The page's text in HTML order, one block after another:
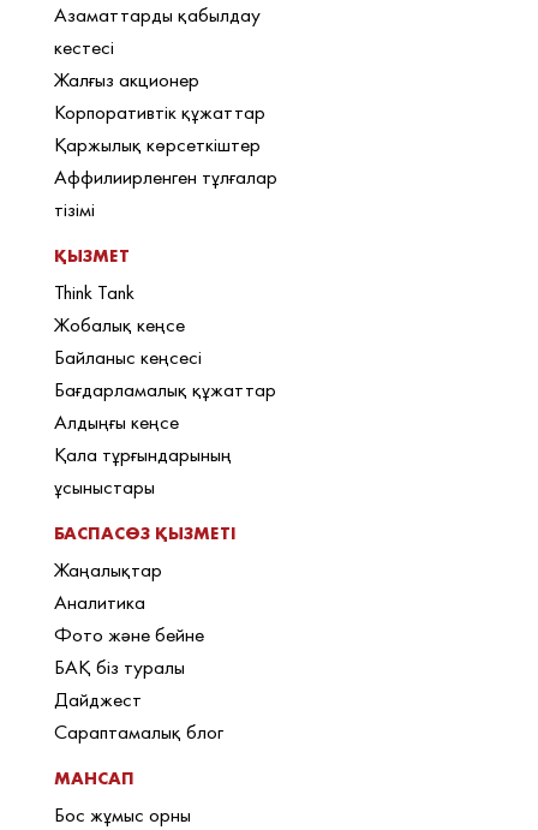
Азаматтарды қабылдау
кестесі
Жалғыз акционер
Корпоративтік құжаттар
Қаржылық көрсеткіштер
Аффилиирленген тұлғалар
тізімі
ҚЫЗМЕТ
Think Tank
Жобалық кеңсе
Байланыс кеңсесі
Бағдарламалық құжаттар
Алдыңғы кеңсе
Қала тұрғындарының
ұсыныстары
БАСПАСӨЗ ҚЫЗМЕТІ
Жаңалықтар
Аналитика
Фото және бейне
БАҚ біз туралы
Дайджест
Сараптамалық блог
МАНСАП
Бос жұмыс орны